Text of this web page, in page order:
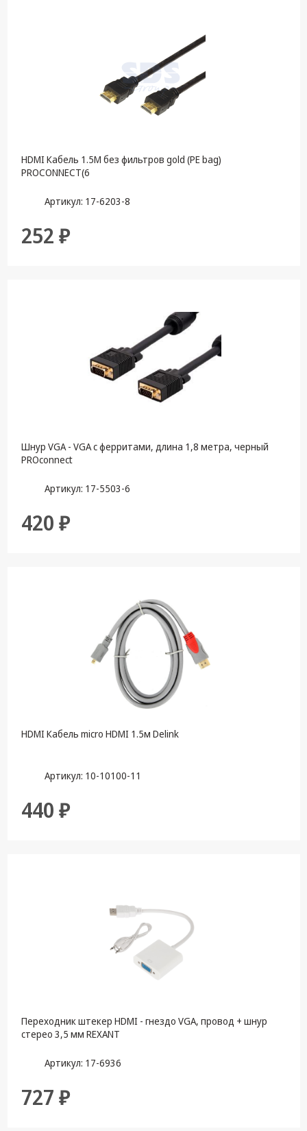
HDMI Кабель 1.5М без фильтров gold (PE bag)
PROCONNECT(6
Артикул: 17-6203-8
252 ₽
Шнур VGA - VGA с ферритами, длина 1,8 метра, черный
PROconnect
Артикул: 17-5503-6
420 ₽
HDMI Кабель micro HDMI 1.5м Delink
Артикул: 10-10100-11
440 ₽
Переходник штекер HDMI - гнездо VGA, провод + шнур
стерео 3,5 мм REXANT
Артикул: 17-6936
727 ₽